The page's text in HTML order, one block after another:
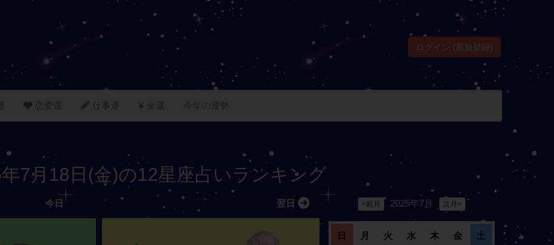
ログイン (新規登録)
恋愛運 仕事運 金運 今年の運勢
7月18日(金)の12星座占いランキング
今日 翌日 <前月 2025年7月 次月>
日 月 火 水 木 金 土